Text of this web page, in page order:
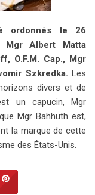
ordonnés le 26
Mgr Albert Matta
O.F.M. Cap., Mgr
Szkredka. Les
divers et de
un capucin, Mgr
Mgr Bahhuth est,
la marque de cette
des États-Unis.